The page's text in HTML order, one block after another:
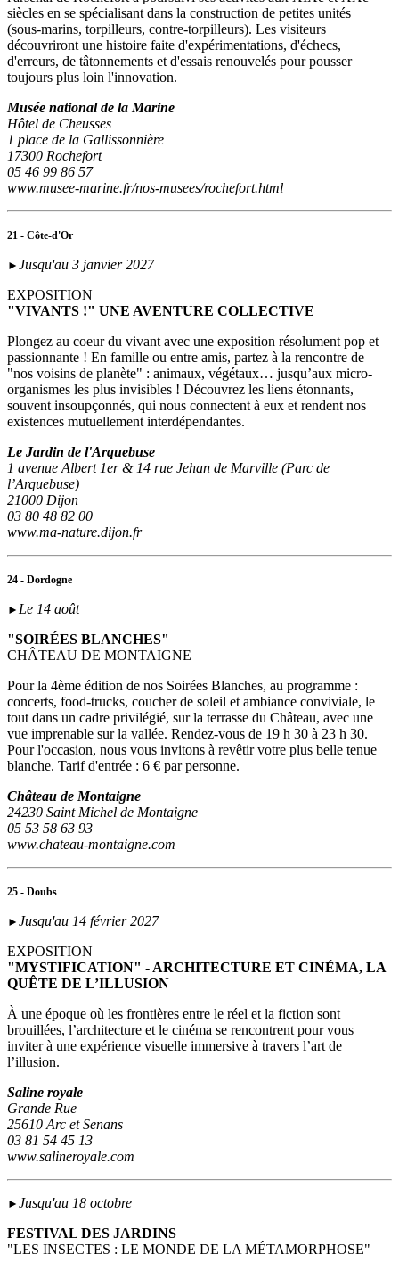
siècles en se spécialisant dans la construction de petites unités
(sous‑marins, torpilleurs, contre-torpilleurs). Les visiteurs
découvriront une histoire faite d'expérimentations, d'échecs,
d'erreurs, de tâtonnements et d'essais renouvelés pour pousser
toujours plus loin l'innovation.
Musée national de la Marine
Hôtel de Cheusses
1 place de la Gallissonnière
17300 Rochefort
05 46 99 86 57
www.musee-marine.fr/nos-musees/rochefort.html
21 - Côte-d'Or
► Jusqu'au 3 janvier 2027
EXPOSITION
"VIVANTS !" UNE AVENTURE COLLECTIVE
Plongez au coeur du vivant avec une exposition résolument pop et
passionnante ! En famille ou entre amis, partez à la rencontre de
"nos voisins de planète" : animaux, végétaux… jusqu’aux micro-
organismes les plus invisibles ! Découvrez les liens étonnants,
souvent insoupçonnés, qui nous connectent à eux et rendent nos
existences mutuellement interdépendantes.
Le Jardin de l'Arquebuse
1 avenue Albert 1er & 14 rue Jehan de Marville (Parc de
l’Arquebuse)
21000 Dijon
03 80 48 82 00
www.ma-nature.dijon.fr
24 - Dordogne
► Le 14 août
"SOIRÉES BLANCHES"
CHÂTEAU DE MONTAIGNE
Pour la 4ème édition de nos Soirées Blanches, au programme :
concerts, food-trucks, coucher de soleil et ambiance conviviale, le
tout dans un cadre privilégié, sur la terrasse du Château, avec une
vue imprenable sur la vallée. Rendez-vous de 19 h 30 à 23 h 30.
Pour l'occasion, nous vous invitons à revêtir votre plus belle tenue
blanche. Tarif d'entrée : 6 € par personne.
Château de Montaigne
24230 Saint Michel de Montaigne
05 53 58 63 93
www.chateau-montaigne.com
25 - Doubs
► Jusqu'au 14 février 2027
EXPOSITION
"MYSTIFICATION" - ARCHITECTURE ET CINÉMA, LA
QUÊTE DE L’ILLUSION
À une époque où les frontières entre le réel et la fiction sont
brouillées, l’architecture et le cinéma se rencontrent pour vous
inviter à une expérience visuelle immersive à travers l’art de
l’illusion.
Saline royale
Grande Rue
25610 Arc et Senans
03 81 54 45 13
www.salineroyale.com
► Jusqu'au 18 octobre
FESTIVAL DES JARDINS
"LES INSECTES : LE MONDE DE LA MÉTAMORPHOSE"